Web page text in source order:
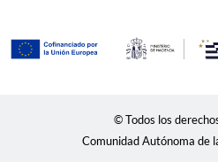
© Todos los
Comunidad Autónoma de